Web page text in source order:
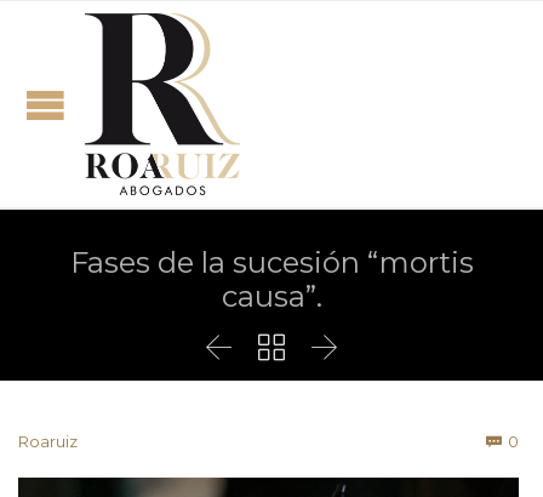
Fases de la sucesión “mortis
causa”.
  
Roaruiz  0